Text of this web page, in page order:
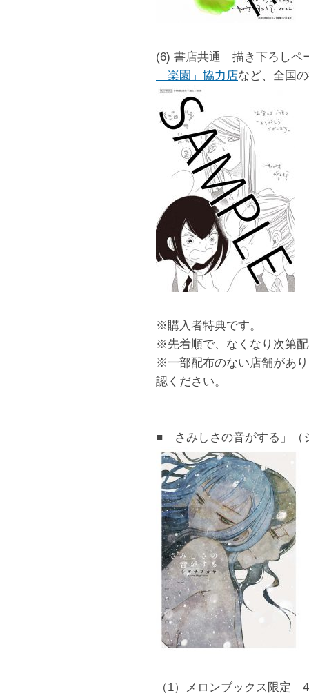
(6) 書店共通 描き下ろしペ
「楽園」協力店など、全国
※購入者特典です。
※先着順で、なくなり次第
※一部配布のない店舗があ
認ください。
■「さみしさの音がする」（
（1）メロンブックス限定